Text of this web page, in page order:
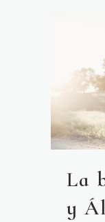
La
y